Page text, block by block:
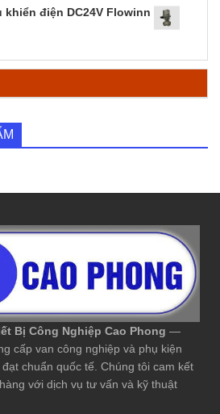
khiển điện DC24V Flowinn
Bị Công Nghiệp Cao Phong —
cấp van công nghiệp và phụ kiện
chuẩn quốc tế. Chúng tôi cam kết
với dịch vụ tư vấn và kỹ thuật